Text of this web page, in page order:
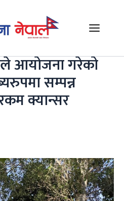
Menu
आयोजना गरेको
सम्पन्न
क्यान्सर